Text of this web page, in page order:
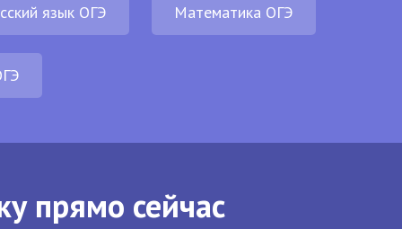
язык ОГЭ Математика ОГЭ
прямо сейчас